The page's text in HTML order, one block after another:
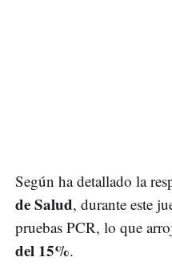
Según ha detallado la
de Salud, durante este
pruebas PCR, lo que
del 15%.